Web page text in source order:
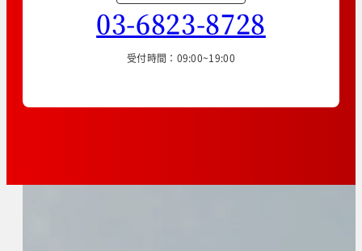
03-6823-8728
受付時間：09:00~19:00